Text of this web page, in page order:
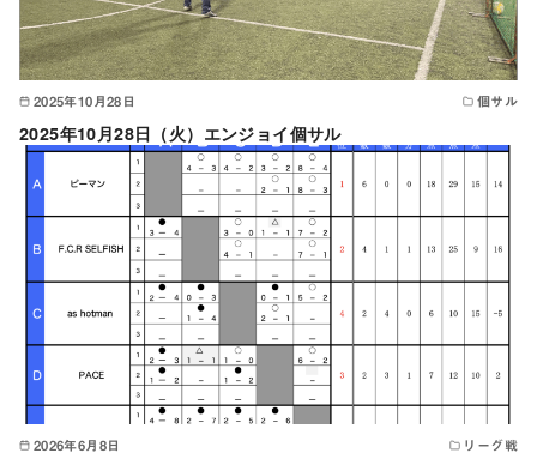
2025年10月28日 個サル
2025年10月28日（火）エンジョイ個サル
2026年6月8日 リーグ戦